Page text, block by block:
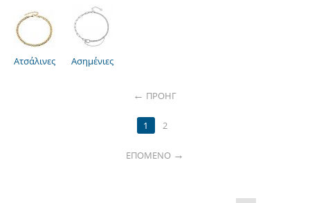
Ατσάλινες Ασημένιες
ΠΡΟΗΓ
1 2
ΕΠΌΜΕΝΟ